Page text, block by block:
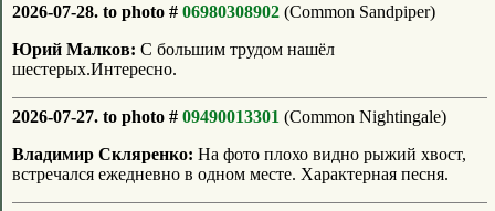
2026-07-28. to photo # 06980308902 (Common Sandpiper)
Юрий Малков: С большим трудом нашёл
шестерых.Интересно.
2026-07-27. to photo # 09490013301 (Common Nightingale)
Владимир Скляренко: На фото плохо видно рыжий хвост,
встречался ежедневно в одном месте. Характерная песня.